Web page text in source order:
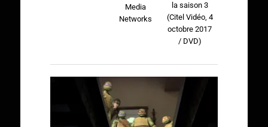
Media
Networks
la saison 3
(Citel Vidéo, 4
octobre 2017
/ DVD)